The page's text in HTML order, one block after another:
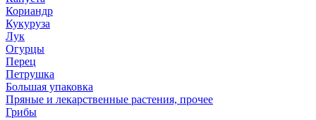
Кориандр
Кукуруза
Лук
Огурцы
Перец
Петрушка
Большая упаковка
Пряные и лекарственные растения, прочее
Грибы